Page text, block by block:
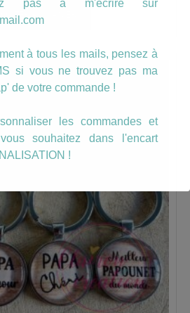
AU PANIER
pas à m'écrire sur
à tous les mails, pensez à
si vous ne trouvez pas ma
de votre commande !
les commandes et
souhaitez dans l'encart
!